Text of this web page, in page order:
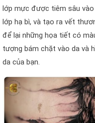
lớp mực được tiêm sâu
lớp hạ bì, và tạo ra vết
để lại những họa tiết có
tượng bám chặt vào da và
da của bạn.